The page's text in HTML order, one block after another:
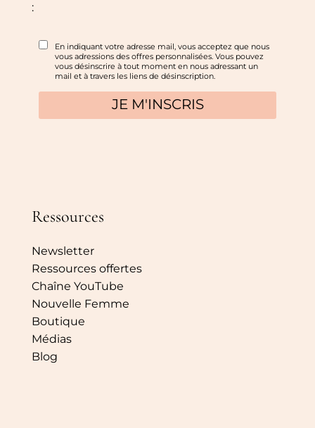
:
Ressources
Newsletter
Ressources offertes
Chaîne YouTube
Nouvelle Femme
Boutique
Médias
Blog